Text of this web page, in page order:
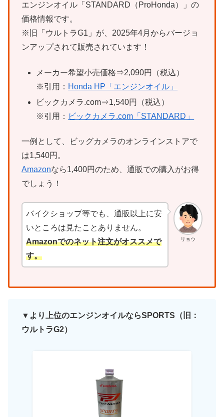
エンジンオイル「STANDARD（ProHonda）」の
価格情報です。
※旧「ウルトラG1」が、2025年4月からバージョ
ンアップされて販売されています！
メーカー希望小売価格⇒2,090円（税込）
※引用： Honda HP「エンジンオイル」
ビックカメラ.com⇒1,540円（税込）
※引用： ビックカメラ.com「STANDARD」
一例として、ビッグカメラのオンラインストアで
は1,540円。
Amazonなら1,400円のため、通販での購入がお得
でしょう！
リョウ
バイクショップ等でも、通販以上に安
いところは見たことありません。
Amazonでのネット注文がオススメで
す。
▼より上位のエンジンオイルならSPORTS（旧：
ウルトラG2）